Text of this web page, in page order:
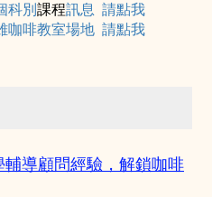
科別 課程訊息 請點我
咖啡教室場地 請點我
輔導顧問經驗，解鎖咖啡